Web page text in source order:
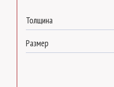
Толщина
Размер